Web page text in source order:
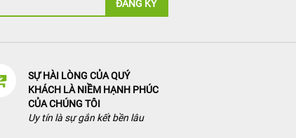
ĐĂNG KÝ
SỰ HÀI LÒNG CỦA QUÝ
KHÁCH LÀ NIỀM HẠNH PHÚC
CỦA CHÚNG TÔI
Uy tín là sự gắn kết bền lâu